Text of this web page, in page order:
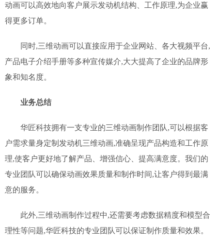
动画可以高效地向客户展示发动机结构、工作原理,为企业赢
得更多订单。
同时,三维动画可以直接应用于企业网站、各大视频平台,
产品电子介绍手册等多种宣传媒介,大大提高了企业的品牌形
象和知名度。
业务总结
华匠科技拥有一支专业的三维动画制作团队,可以根据客
户需求量身定制发动机三维动画,准确呈现产品构造和工作原
理,使客户更好地了解产品、增强信心、提高满意度。我们的
专业团队可以确保动画效果质量和制作时间,让客户得到最满
意的服务。
此外,三维动画制作过程中,还需要考虑数据精度和模型合
理性等问题,华匠科技的专业团队可以保证制作质量和效果。